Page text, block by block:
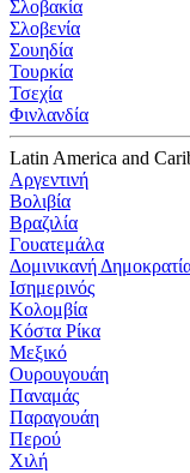
Σλοβακία
Σλοβενία
Σουηδία
Τουρκία
Τσεχία
Φινλανδία
Latin America and
Αργεντινή
Βολιβία
Βραζιλία
Γουατεμάλα
Δομινικανή
Ισημερινός
Κολομβία
Κόστα Ρίκα
Μεξικό
Ουρουγουάη
Παναμάς
Παραγουάη
Περού
Χιλή